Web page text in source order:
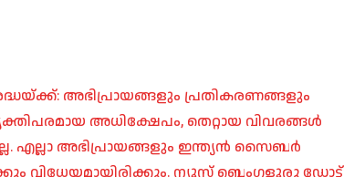
അഭിപ്രായങ്ങളും പ്രതികരണങ്ങളും
അധിക്ഷേപം, തെറ്റായ വിവരങ്ങൾ
എല്ലാ അഭിപ്രായങ്ങളും ഇന്ത്യൻ സൈബർ